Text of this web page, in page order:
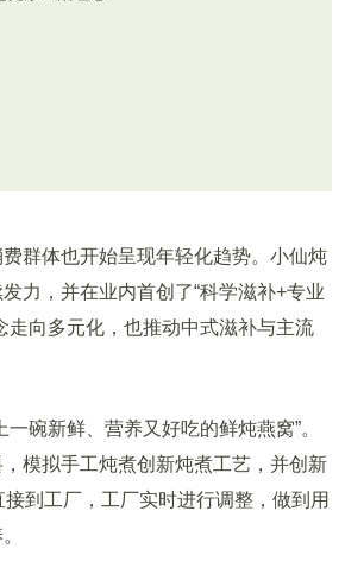
群体也开始呈现年轻化趋势。小仙炖
力，并在业内首创了“科学滋补+专业
走向多元化，也推动中式滋补与主流
碗新鲜、营养又好吃的鲜炖燕窝”。
模拟手工炖煮创新炖煮工艺，并创新
到工厂，工厂实时进行调整，做到用